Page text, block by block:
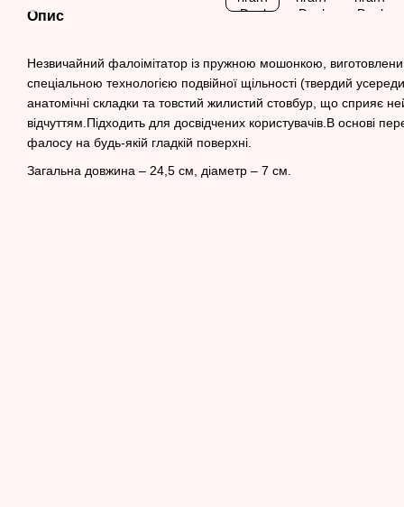
Опис
Незвичайний фалоімітатор із пружною мошонкою,
спеціальною технологією подвійної щільності (твердий
анатомічні складки та товстий жилистий стовбур, що сприяє
відчуттям.Підходить для досвідчених користувачів.В основі
фалосу на будь-якій гладкій поверхні.
Загальна довжина – 24,5 см, діаметр – 7 см.